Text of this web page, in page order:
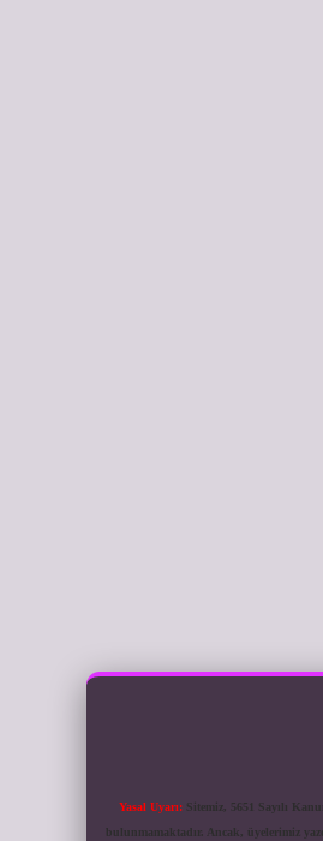
Yasal Uyarı: Sitemiz, 5651 Sayılı
bulunmamaktadır. Ancak, üyelerimiz